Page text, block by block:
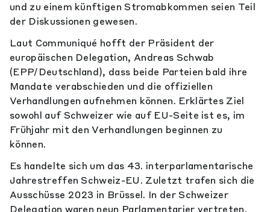
und zu einem künftigen Stromabkommen seien Teil
der Diskussionen gewesen.
Laut Communiqué hofft der Präsident der
europäischen Delegation, Andreas Schwab
(EPP/Deutschland), dass beide Parteien bald ihre
Mandate verabschieden und die offiziellen
Verhandlungen aufnehmen können. Erklärtes Ziel
sowohl auf Schweizer wie auf EU-Seite ist es, im
Frühjahr mit den Verhandlungen beginnen zu
können.
Es handelte sich um das 43. interparlamentarische
Jahrestreffen Schweiz-EU. Zuletzt trafen sich die
Ausschüsse 2023 in Brüssel. In der Schweizer
Delegation waren neun Parlamentarier vertreten.